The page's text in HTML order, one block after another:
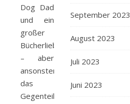
Dog Dad
und ein
großer
Bücherliebhaber
– aber
ansonsten
das
Gegenteil
September 2023
August 2023
Juli 2023
Juni 2023